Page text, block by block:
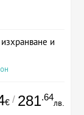
и
€ / 281.64
лв.